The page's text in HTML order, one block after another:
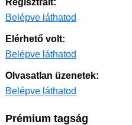
Belépve láthatod
Elérhető volt:
Belépve láthatod
Olvasatlan üzenetek:
Belépve láthatod
Prémium tagság